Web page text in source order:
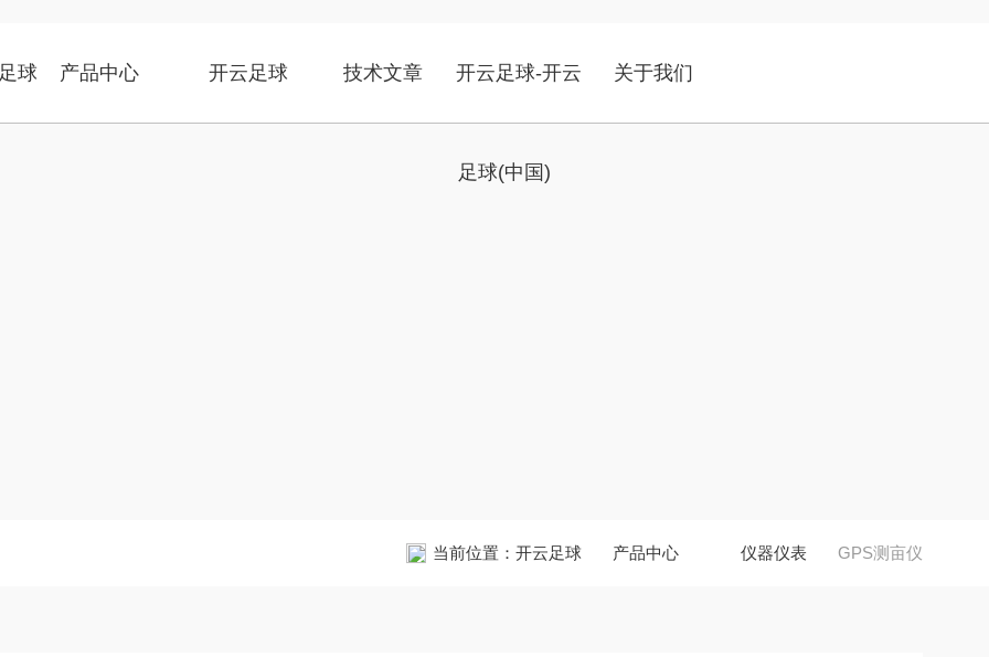
球 产品中心 开云足球 技术文章 开云足球-开云
足球(中国)
关于我们
当前位置： 开云足球 产品中心 仪器仪表 GPS测亩仪